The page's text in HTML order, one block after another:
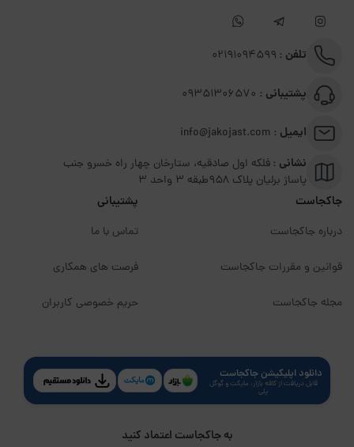
تلفن : 02191094599
پشتیبانی :
ایمیل :
نشانی :فلکه اول صادقیه، ستارخان چهار راه خسرو جنب
پاساژ برلیان پلاک ۹۵۸طبقه 3 واحد 3
جاکجاست
درباره جاکجاست
قوانین و مقررات جاکجاست
مجله جاکجاست
پشتیبانی
تماس با ما
فرصت های همکاری
حریم خصوصی کاربران
دانلود اپلیکیشن جاکجاست
قابل دریافت از کافه بازار، مایکت و گوگل
پلی
به جاکجاست اعتماد کنید